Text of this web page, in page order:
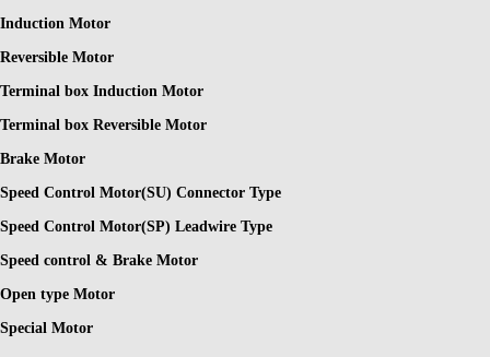
Induction Motor
Reversible Motor
Terminal box Induction Motor
Terminal box Reversible Motor
Brake Motor
Speed Control Motor(SU) Connector Type
Speed Control Motor(SP) Leadwire Type
Speed control & Brake Motor
Open type Motor
Special Motor